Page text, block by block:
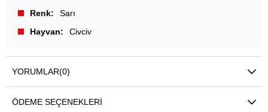
Renk
Sarı
Hayvan
Civciv
YORUMLAR(0)
ÖDEME SEÇENEKLERI